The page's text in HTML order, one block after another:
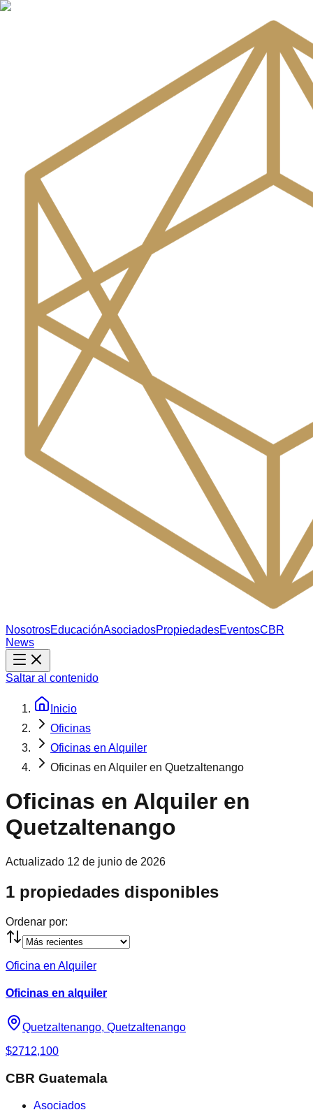
NosotrosEducaciónAsociadosPropiedadesEventosCBR
News
Saltar al contenido
Inicio
Oficinas
Oficinas en Alquiler
Oficinas en Alquiler en Quetzaltenango
Oficinas en Alquiler en
Quetzaltenango
Actualizado 12 de junio de 2026
1 propiedades disponibles
Ordenar por:
Oficina en Alquiler
Oficinas en alquiler
Quetzaltenango, Quetzaltenango
$2712,100
CBR Guatemala
Asociados